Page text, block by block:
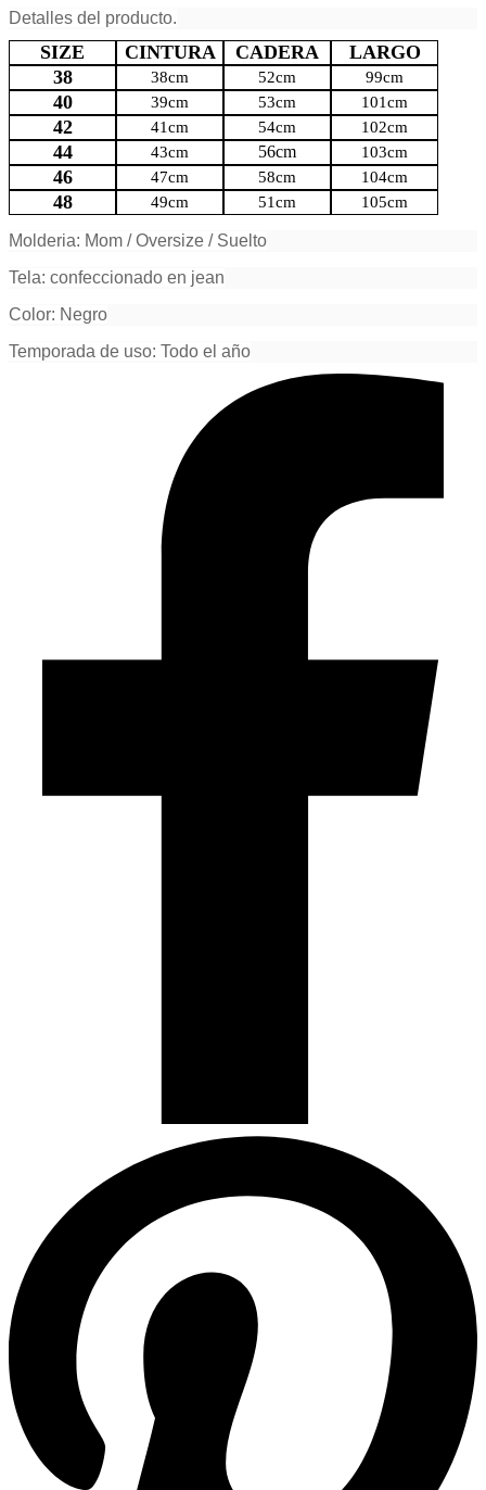
Detalles del producto.
SIZE CINTURA CADERA
LARGO
38
38cm 52cm 99cm
40 39cm 53cm 101cm
42 41cm 54cm 102cm
44 43cm 56cm 103cm
46 47cm 58cm 104cm
48 49cm 51cm 105cm
Molderia: Mom / Oversize / Suelto
Tela: confeccionado en jean
Color: Negro
Temporada de uso: Todo el año